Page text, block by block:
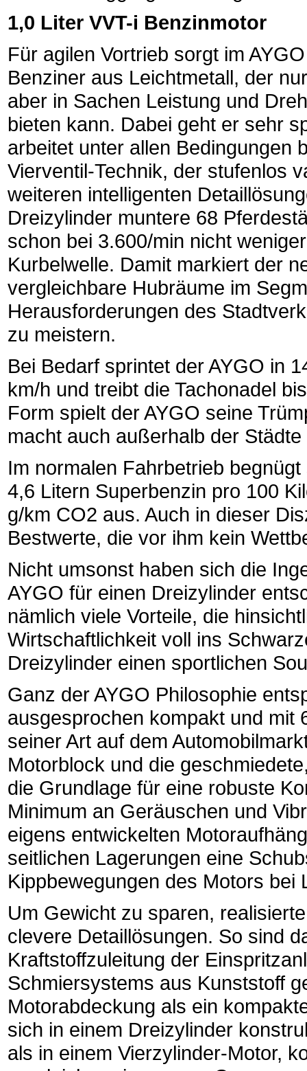
1,0 Liter VVT-i Benzinmotor
Für agilen Vortrieb sorgt im
Benziner aus Leichtmetall, der
aber in Sachen Leistung und
bieten kann. Dabei geht er sehr
arbeitet unter allen Bedingungen
Vierventil-Technik, der stufenlos
weiteren intelligenten
Dreizylinder muntere 68
schon bei 3.600/min nicht
Kurbelwelle. Damit markiert der
vergleichbare Hubräume im
Herausforderungen des
zu meistern.
Bei Bedarf sprintet der AYGO in
km/h und treibt die Tachonadel
Form spielt der AYGO seine
macht auch außerhalb der
Im normalen Fahrbetrieb
4,6 Litern Superbenzin pro 100
g/km CO2 aus. Auch in dieser
Bestwerte, die vor ihm kein
Nicht umsonst haben sich die
AYGO für einen Dreizylinder
nämlich viele Vorteile, die
Wirtschaftlichkeit voll ins
Dreizylinder einen sportlichen
Ganz der AYGO Philosophie
ausgesprochen kompakt und mit
seiner Art auf dem
Motorblock und die
die Grundlage für eine robuste
Minimum an Geräuschen und
eigens entwickelten
seitlichen Lagerungen eine
Kippbewegungen des Motors
Um Gewicht zu sparen,
clevere Detaillösungen. So sind
Kraftstoffzuleitung der
Schmiersystems aus Kunststoff
Motorabdeckung als ein
sich in einem Dreizylinder
als in einem Vierzylinder-Motor,